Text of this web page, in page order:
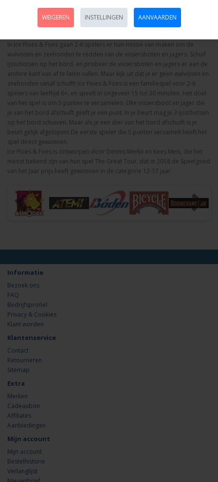
Ice Floes & Foes -Standaard editie NL/EN
In Ice Floes & Foes gaan 2-6 spelers er hun missie van maken om de
walvissen en zeehonden te redden van de vissersboten en jagers. Schuif
ijsschotsen op het bord, en probeer de vissersboten en jagers er aan de
andere kant van af te laten vallen. Maar kijk uit dat je er geen walvissen en
zeehonden vanaf schuift! Ice Floes & Foes is een familiespel voor 2-6
spelers van leeftijd 6+, en speelt in ongeveer 15 tot 30 minuten. Het doel
van het spel is om 5 punten te verzamelen. Elke vissersboot en jager die
je van het bord afschuift geeft je een punt. In je beurt mag je 3 ijsschotsen
op het bord schuiven. Maar als je een dier van het bord afschuift is je
beurt gelijk afgelopen! De eerste speler die 5 punten verzamelt heeft het
spel direct gewonnen.
Ice Floes & Foes is ontworpen door Dennis Merkx en Kees Meis, die het
meest bekend zijn van hun spel The Great Tour, dat in 2018 de Speelgoed
van het Jaar prijs heeft gewonnen in de categorie 12-17 jaar.
Informatie
Bezoek ons
FAQ
Bedrijfsprofiel
Privacy & Cookies
Klant worden
Klantenservice
Contact
Retourneren
Sitemap
Extra
Merken
Cadeaubon
Affiliates
Aanbiedingen
Mijn account
Mijn account
Bestelhistorie
Verlanglijst
WEIGEREN INSTELLINGEN AANVAARDEN